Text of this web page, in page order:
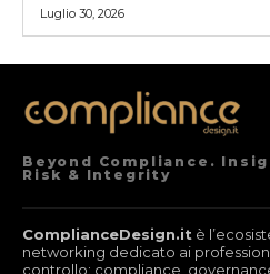
Luglio 30, 2026
Beyond Compliance.
Risk & Integrity
ComplianceDesign.it è
networking dedicato ai
controllo: compliance,